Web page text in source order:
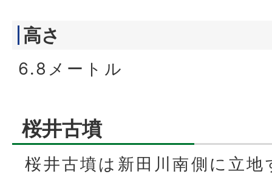
高さ
6.8メートル
桜井古墳
桜井古墳は新田川南側に立地